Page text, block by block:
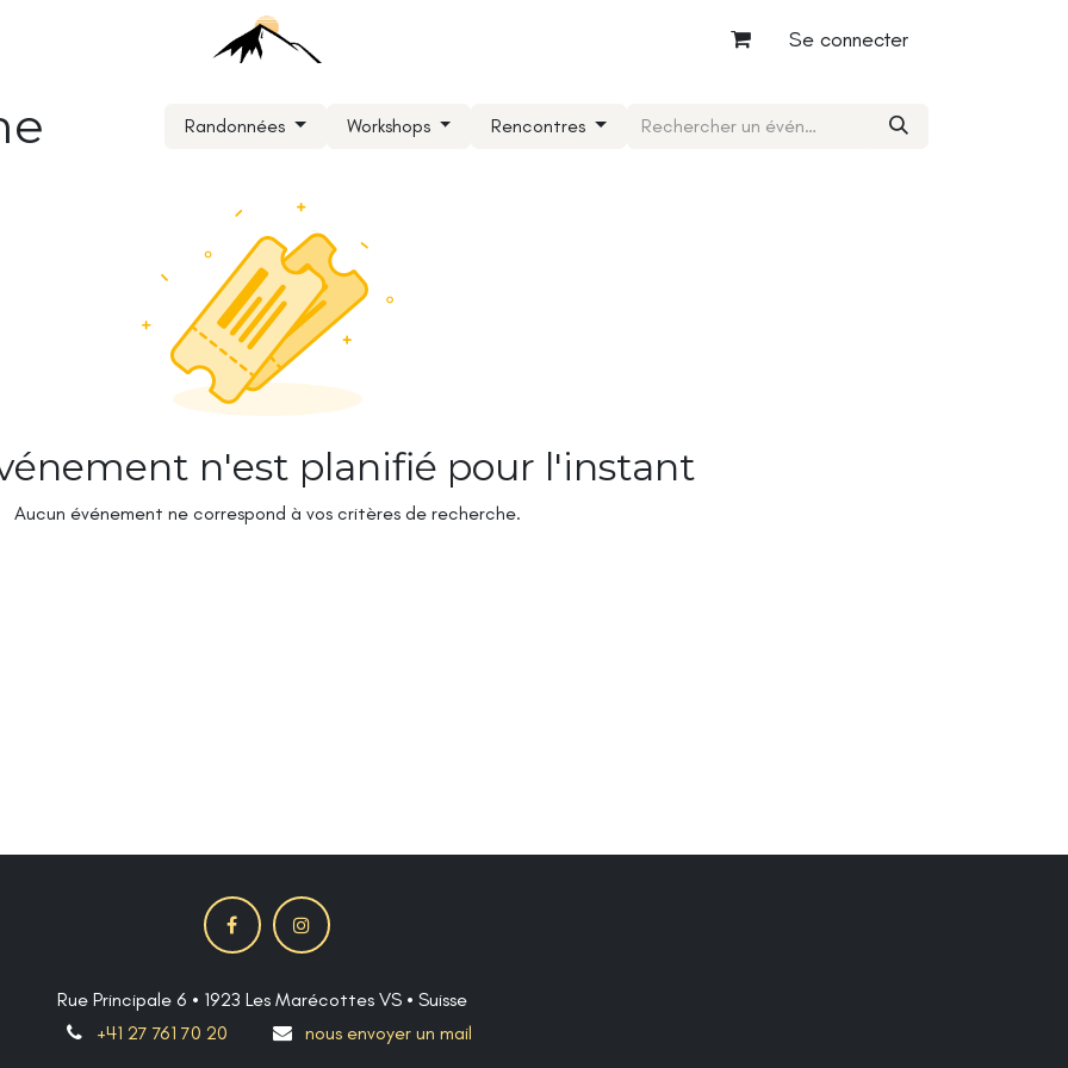
Se connecter
Randonnées Workshops Rencontres
n'est planifié pour l'instant
Aucun événement ne correspond à vos critères de recherche.
Rue Principale 6 • 1923 Les Marécottes VS • Suisse
+41 27 761 70 20
nous envoyer un mail